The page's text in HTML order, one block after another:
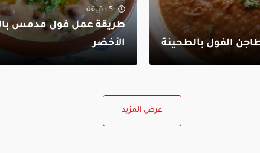
الفول بالطحينة
5 دقيقة
طريقة عمل فول مدمس
الأخضر
عرض المزيد